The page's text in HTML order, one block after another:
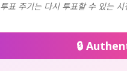
투표 주기는 다시 투표할 수 있는
🔒